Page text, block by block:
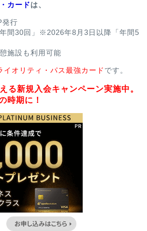
カードは、
発行
間30回」※2026年8月3日以降「年間5
施設も利用可能
イオリティ・パス最強カード です。
る新規入会キャンペーン実施中。
時期に！